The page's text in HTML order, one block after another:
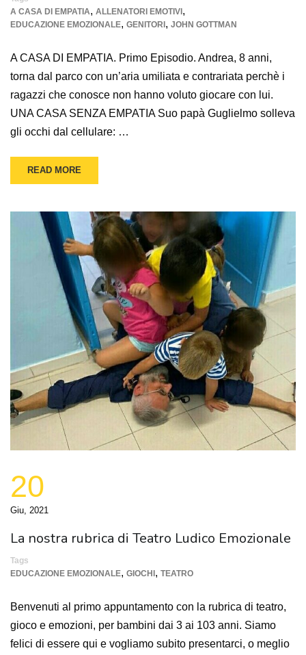
A CASA DI EMPATIA, ALLENATORI EMOTIVI ,
EDUCAZIONE EMOZIONALE, GENITORI , JOHN GOTTMAN
A CASA DI EMPATIA. Primo Episodio. Andrea, 8 anni,
torna dal parco con un’aria umiliata e contrariata perchè i
ragazzi che conosce non hanno voluto giocare con lui.
UNA CASA SENZA EMPATIA Suo papà Guglielmo solleva
gli occhi dal cellulare: …
READ MORE
20
Giu, 2021
La nostra rubrica di Teatro Ludico Emozionale
Tags
EDUCAZIONE EMOZIONALE, GIOCHI, TEATRO
Benvenuti al primo appuntamento con la rubrica di teatro,
gioco e emozioni, per bambini dai 3 ai 103 anni. Siamo
felici di essere qui e vogliamo subito presentarci, o meglio